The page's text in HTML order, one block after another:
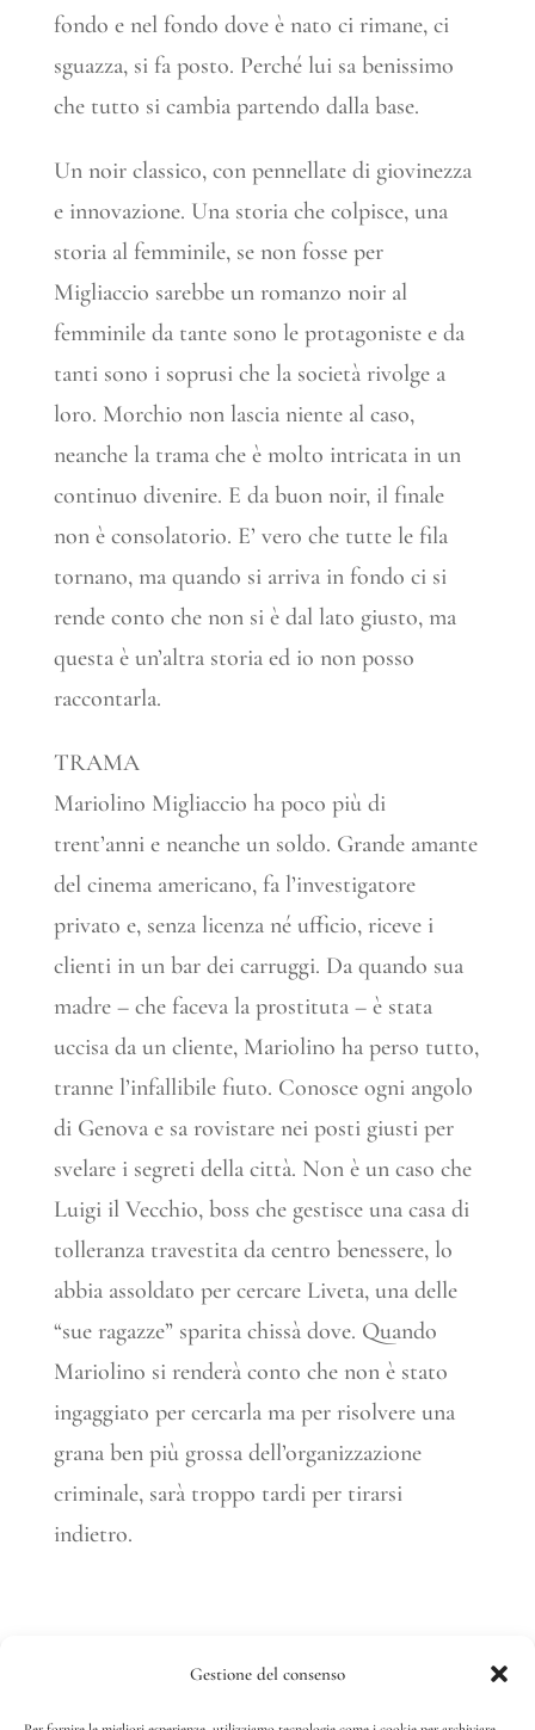
Gestione del consenso
fondo e nel fondo dove è nato ci rimane, ci
sguazza, si fa posto. Perché lui sa benissimo
che tutto si cambia partendo dalla base.
Un noir classico, con pennellate di giovinezza
e innovazione. Una storia che colpisce, una
storia al femminile, se non fosse per
Migliaccio sarebbe un romanzo noir al
femminile da tante sono le protagoniste e da
tanti sono i soprusi che la società rivolge a
loro. Morchio non lascia niente al caso,
neanche la trama che è molto intricata in un
continuo divenire. E da buon noir, il finale
non è consolatorio. E’ vero che tutte le fila
tornano, ma quando si arriva in fondo ci si
rende conto che non si è dal lato giusto, ma
questa è un’altra storia ed io non posso
raccontarla.
TRAMA
Mariolino Migliaccio ha poco più di
trent’anni e neanche un soldo. Grande amante
del cinema americano, fa l’investigatore
privato e, senza licenza né ufficio, riceve i
clienti in un bar dei carruggi. Da quando sua
madre – che faceva la prostituta – è stata
uccisa da un cliente, Mariolino ha perso tutto,
tranne l’infallibile fiuto. Conosce ogni angolo
di Genova e sa rovistare nei posti giusti per
svelare i segreti della città. Non è un caso che
Luigi il Vecchio, boss che gestisce una casa di
tolleranza travestita da centro benessere, lo
abbia assoldato per cercare Liveta, una delle
“sue ragazze” sparita chissà dove. Quando
Mariolino si renderà conto che non è stato
ingaggiato per cercarla ma per risolvere una
grana ben più grossa dell’organizzazione
criminale, sarà troppo tardi per tirarsi
indietro.